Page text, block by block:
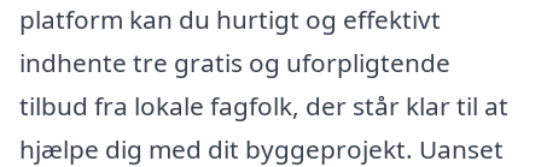
platform kan du hurtigt og effektivt
indhente tre gratis og uforpligtende
tilbud fra lokale fagfolk, der står klar til at
hjælpe dig med dit byggeprojekt. Uanset